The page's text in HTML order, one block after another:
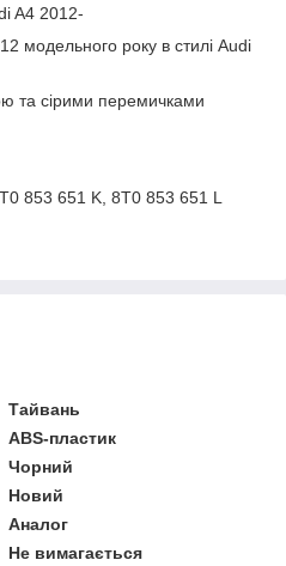
A4 2012-
модельного року в стилі Audi
та сірими перемичками
853 651 K, 8T0 853 651 L
Тайвань
ABS-пластик
Чорний
Новий
Аналог
Не вимагається